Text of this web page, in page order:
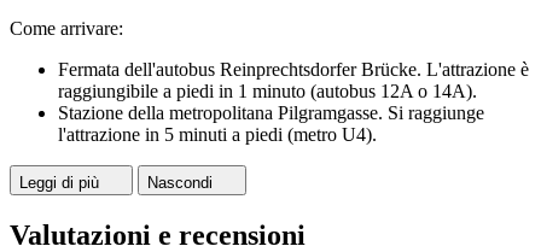
Come arrivare:
Fermata dell'autobus Reinprechtsdorfer Brücke. L'attrazione è
raggiungibile a piedi in 1 minuto (autobus 12A o 14A).
Stazione della metropolitana Pilgramgasse. Si raggiunge
l'attrazione in 5 minuti a piedi (metro U4).
Leggi di più Nascondi
Valutazioni e recensioni